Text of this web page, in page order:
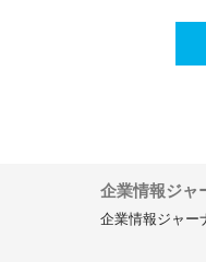
企業情報ジャ
企業情報ジャー